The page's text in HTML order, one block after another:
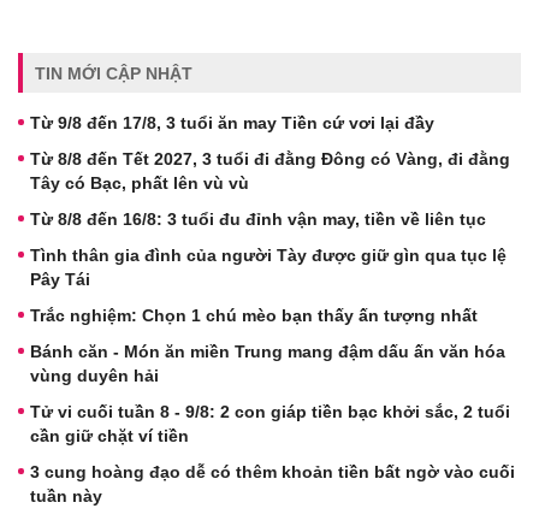
TIN MỚI CẬP NHẬT
Từ 9/8 đến 17/8, 3 tuổi ăn may Tiền cứ vơi lại đầy
Từ 8/8 đến Tết 2027, 3 tuổi đi đằng Đông có Vàng, đi đằng
Tây có Bạc, phất lên vù vù
Từ 8/8 đến 16/8: 3 tuổi đu đỉnh vận may, tiền về liên tục
Tình thân gia đình của người Tày được giữ gìn qua tục lệ
Pây Tái
Trắc nghiệm: Chọn 1 chú mèo bạn thấy ấn tượng nhất
Bánh căn - Món ăn miền Trung mang đậm dấu ấn văn hóa
vùng duyên hải
Tử vi cuối tuần 8 - 9/8: 2 con giáp tiền bạc khởi sắc, 2 tuổi
cần giữ chặt ví tiền
3 cung hoàng đạo dễ có thêm khoản tiền bất ngờ vào cuối
tuần này